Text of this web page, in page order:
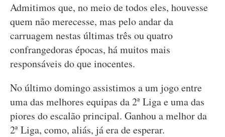
Admitimos que, no meio de todos eles, houvesse
quem não merecesse, mas pelo andar da
carruagem nestas últimas três ou quatro
confrangedoras épocas, há muitos mais
responsáveis do que inocentes.
No último domingo assistimos a um jogo entre
uma das melhores equipas da 2ª Liga e uma das
piores do escalão principal. Ganhou a melhor da
2ª Liga, como, aliás, já era de esperar.